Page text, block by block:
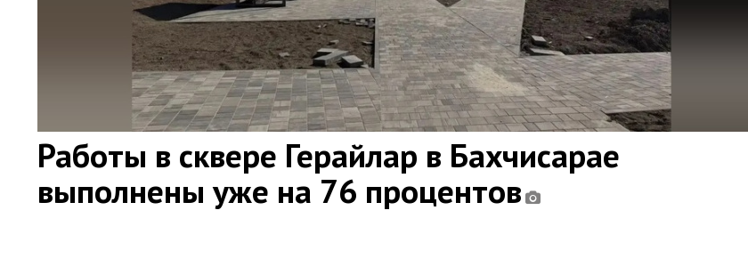
Работы в сквере Герайлар в Бахчисарае
выполнены уже на 76 процентов